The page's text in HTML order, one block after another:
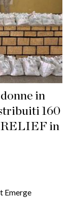
in
160
RELIEF in
Emerge